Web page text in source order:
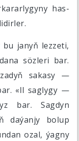
has-
bu janyň lezzeti,
sözleri bar.
sakasy —
«Il saglygy —
bar. Sagdyn
daýanjy bolup
ozal, ýagny